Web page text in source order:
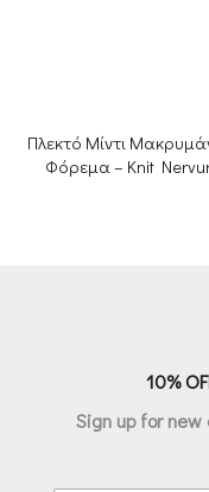
Πλεκτό Μίντι
Φόρεμα – Knit
10%
Sign up for